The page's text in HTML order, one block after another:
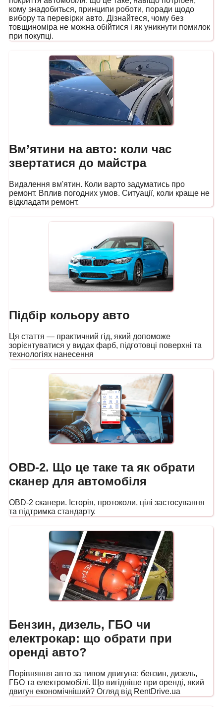
кому знадобиться, принципи роботи, поради щодо
вибору та перевірки авто. Дізнайтеся, чому без
товщиноміра не можна обійтися і як уникнути помилок
при покупці.
Вм’ятини на авто: коли час
звертатися до майстра
Видалення вм'ятин. Коли варто задуматись про
ремонт. Вплив погодних умов. Ситуації, коли краще не
відкладати ремонт.
Підбір кольору авто
Ця стаття — практичний гід, який допоможе
зорієнтуватися у видах фарб, підготовці поверхні та
технологіях нанесення
OBD-2. Що це таке та як обрати
сканер для автомобіля
OBD-2 сканери. Історія, протоколи, цілі застосування
та підтримка стандарту.
Бензин, дизель, ГБО чи
електрокар: що обрати при
оренді авто?
Порівняння авто за типом двигуна: бензин, дизель,
ГБО та електромобілі. Що вигідніше при оренді, який
двигун економічніший? Огляд від RentDrive.ua